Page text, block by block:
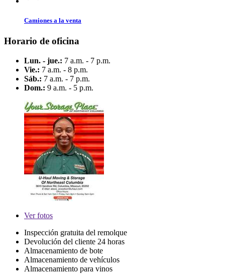
Camiones a la venta
Horario de oficina
Lun. - jue.: 7 a.m. - 7 p.m.
Vie.: 7 a.m. - 8 p.m.
Sáb.: 7 a.m. - 7 p.m.
Dom.: 9 a.m. - 5 p.m.
Verfotos
Inspección gratuita del remolque
Devolución del cliente 24 horas
Almacenamiento de bote
Almacenamiento de vehículos
Almacenamiento para vinos